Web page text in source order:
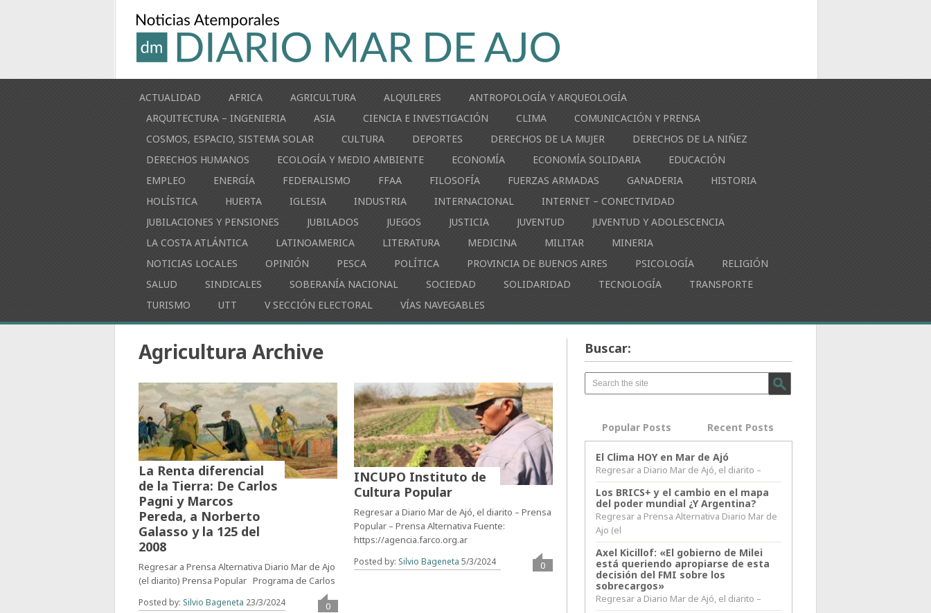
ACTUALIDAD AFRICA AGRICULTURA ALQUILERES
ANTROPOLOGÍA Y ARQUEOLOGÍA
ARQUITECTURA – INGENIERIA
ASIA CIENCIA E INVESTIGACIÓN CLIMA
COMUNICACIÓN Y PRENSA
COSMOS, ESPACIO, SISTEMA SOLAR
CULTURA DEPORTES DERECHOS DE LA MUJER
DERECHOS DE LA NIÑEZ
DERECHOS HUMANOS
ECOLOGÍA Y MEDIO AMBIENTE ECONOMÍA ECONOMÍA SOLIDARIA
EDUCACIÓN
EMPLEO
ENERGÍA FEDERALISMO FFAA FILOSOFÍA FUERZAS ARMADAS GANADERIA
HISTORIA
HOLÍSTICA
HUERTA IGLESIA INDUSTRIA INTERNACIONAL
INTERNET – CONECTIVIDAD
JUBILACIONES Y PENSIONES
JUBILADOS JUEGOS JUSTICIA JUVENTUD
JUVENTUD Y ADOLESCENCIA
LA COSTA ATLÁNTICA
LATINOAMERICA LITERATURA MEDICINA MILITAR
MINERIA
NOTICIAS LOCALES
OPINIÓN PESCA POLÍTICA PROVINCIA DE BUENOS AIRES PSICOLOGÍA
RELIGIÓN
SALUD
SINDICALES SOBERANÍA NACIONAL SOCIEDAD SOLIDARIDAD TECNOLOGÍA
TRANSPORTE
TURISMO
UTT V SECCIÓN ELECTORAL VÍAS NAVEGABLES
Agricultura Archive
La Renta diferencial
de la Tierra: De Carlos
Pagni y Marcos
Pereda, a Norberto
Galasso y la 125 del
2008
Regresar a Prensa Alternativa Diario Mar de Ajo
(el diarito) Prensa Popular Programa de Carlos
Posted by: Silvio Bageneta 23/3/2024 0
INCUPO Instituto de
Cultura Popular
Regresar a Diario Mar de Ajó, el diarito – Prensa
Popular – Prensa Alternativa Fuente:
https://agencia.farco.org.ar
Posted by: Silvio Bageneta 5/3/2024 0
Buscar:
Popular Posts Recent Posts
El Clima HOY en Mar de Ajó
Regresar a Diario Mar de Ajó, el diarito –
Los BRICS+ y el cambio en el mapa
del poder mundial ¿Y Argentina?
Regresar a Prensa Alternativa Diario Mar de
Ajo (el
Axel Kicillof: «El gobierno de Milei
está queriendo apropiarse de esta
decisión del FMI sobre los
sobrecargos»
Regresar a Diario Mar de Ajó, el diarito –